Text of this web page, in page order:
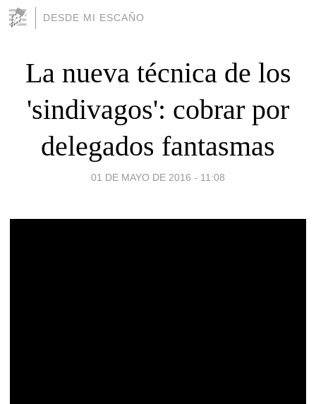
DESDE MI ESCAÑO
La nueva técnica de los
'sindivagos': cobrar por
delegados fantasmas
01 DE MAYO DE 2016 - 11:08